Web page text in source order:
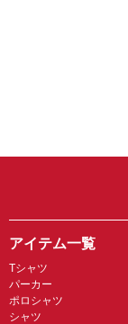
アイテム一覧
Tシャツ
パーカー
ポロシャツ
シャツ